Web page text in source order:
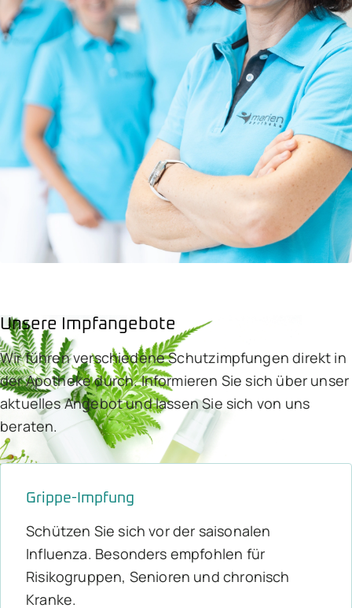
Unsere Impfangebote
Wir führen verschiedene Schutzimpfungen direkt in
der Apotheke durch. Informieren Sie sich über unser
aktuelles Angebot und lassen Sie sich von uns
beraten.
Grippe-Impfung
Schützen Sie sich vor der saisonalen
Influenza. Besonders empfohlen für
Risikogruppen, Senioren und chronisch
Kranke.